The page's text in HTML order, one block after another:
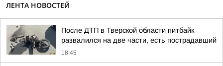
ЛЕНТА НОВОСТЕЙ
После ДТП в Тверской области питбайк
развалился на две части, есть пострадавший
18:45